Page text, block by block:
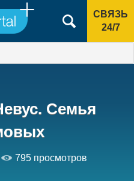
СВЯЗЬ
24/7
Семья
795 просмотров